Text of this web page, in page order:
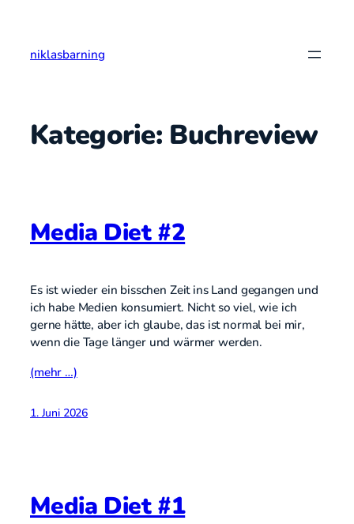
springen
niklasbarning
Kategorie: Buchreview
Media Diet #2
Es ist wieder ein bisschen Zeit ins Land gegangen und
ich habe Medien konsumiert. Nicht so viel, wie ich
gerne hätte, aber ich glaube, das ist normal bei mir,
wenn die Tage länger und wärmer werden.
(mehr …)
1. Juni 2026
Media Diet #1